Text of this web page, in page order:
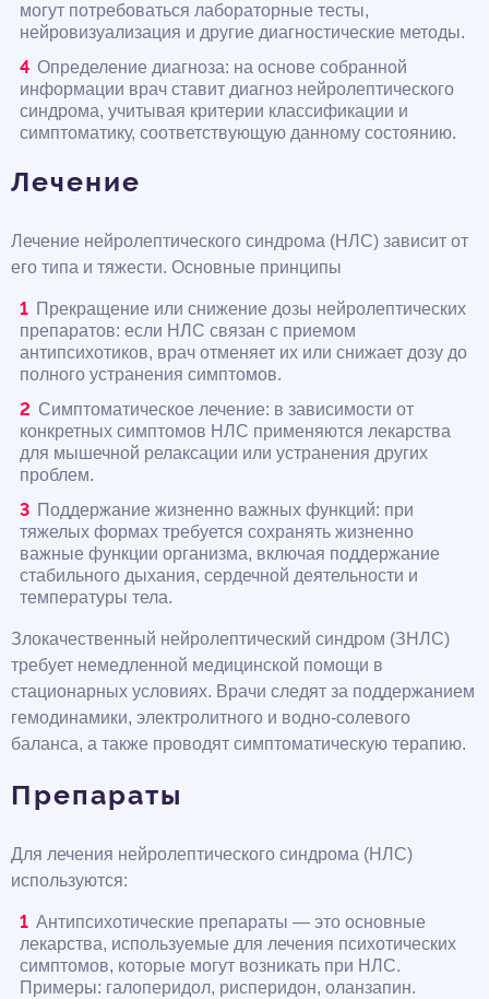
могут потребоваться лабораторные тесты,
нейровизуализация и другие диагностические методы.
Определение диагноза: на основе собранной
информации врач ставит диагноз нейролептического
синдрома, учитывая критерии классификации и
симптоматику, соответствующую данному состоянию.
Лечение
Лечение нейролептического синдрома (НЛС) зависит от
его типа и тяжести. Основные принципы
Прекращение или снижение дозы нейролептических
препаратов: если НЛС связан с приемом
антипсихотиков, врач отменяет их или снижает дозу до
полного устранения симптомов.
Симптоматическое лечение: в зависимости от
конкретных симптомов НЛС применяются лекарства
для мышечной релаксации или устранения других
проблем.
Поддержание жизненно важных функций: при
тяжелых формах требуется сохранять жизненно
важные функции организма, включая поддержание
стабильного дыхания, сердечной деятельности и
температуры тела.
Злокачественный нейролептический синдром (ЗНЛС)
требует немедленной медицинской помощи в
стационарных условиях. Врачи следят за поддержанием
гемодинамики, электролитного и водно-солевого
баланса, а также проводят симптоматическую терапию.
Препараты
Для лечения нейролептического синдрома (НЛС)
используются:
Антипсихотические препараты — это основные
лекарства, используемые для лечения психотических
симптомов, которые могут возникать при НЛС.
Примеры: галоперидол, рисперидон, оланзапин.